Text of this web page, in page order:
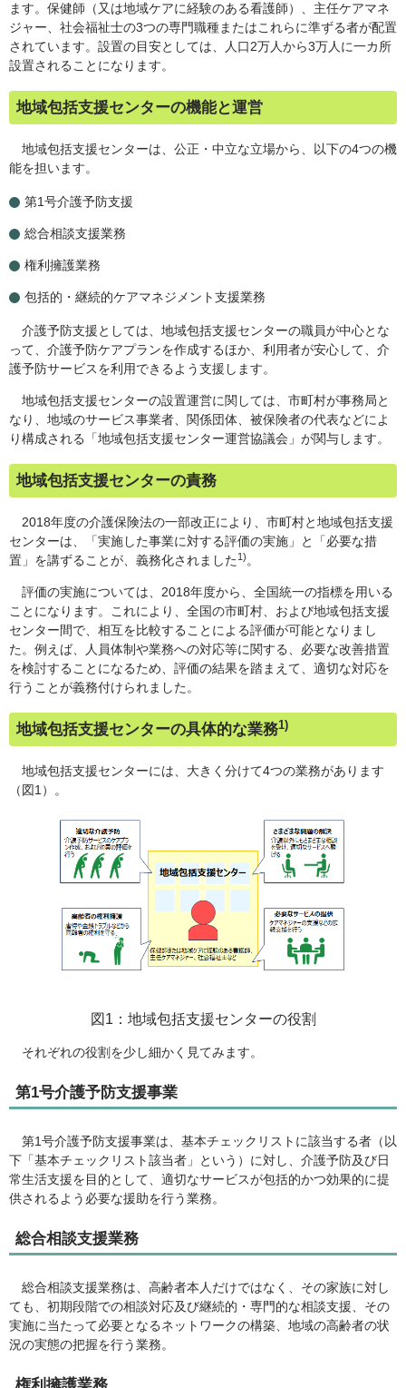
ます。保健師（又は地域ケアに経験のある看護師）、主任ケアマネ
ジャー、社会福祉士の3つの専門職種またはこれらに準ずる者が配置
されています。設置の目安としては、人口2万人から3万人に一カ所
設置されることになります。
地域包括支援センターの機能と運営
地域包括支援センターは、公正・中立な立場から、以下の4つの機
能を担います。
第1号介護予防支援
総合相談支援業務
権利擁護業務
包括的・継続的ケアマネジメント支援業務
介護予防支援としては、地域包括支援センターの職員が中心とな
って、介護予防ケアプランを作成するほか、利用者が安心して、介
護予防サービスを利用できるよう支援します。
地域包括支援センターの設置運営に関しては、市町村が事務局と
なり、地域のサービス事業者、関係団体、被保険者の代表などによ
り構成される「地域包括支援センター運営協議会」が関与します。
地域包括支援センターの責務
2018年度の介護保険法の一部改正により、市町村と地域包括支援
センターは、「実施した事業に対する評価の実施」と「必要な措
置」を講ずることが、義務化されました 1) 。
評価の実施については、2018年度から、全国統一の指標を用いる
ことになります。これにより、全国の市町村、および地域包括支援
センター間で、相互を比較することによる評価が可能となりまし
た。例えば、人員体制や業務への対応等に関する、必要な改善措置
を検討することになるため、評価の結果を踏まえて、適切な対応を
行うことが義務付けられました。
地域包括支援センターの具体的な業務1)
地域包括支援センターには、大きく分けて4つの業務があります
（図1）。
図1：地域包括支援センターの役割
それぞれの役割を少し細かく見てみます。
第1号介護予防支援事業
第1号介護予防支援事業は、基本チェックリストに該当する者（以
下「基本チェックリスト該当者」という）に対し、介護予防及び日
常生活支援を目的として、適切なサービスが包括的かつ効果的に提
供されるよう必要な援助を行う業務。
総合相談支援業務
総合相談支援業務は、高齢者本人だけではなく、その家族に対し
ても、初期段階での相談対応及び継続的・専門的な相談支援、その
実施に当たって必要となるネットワークの構築、地域の高齢者の状
況の実態の把握を行う業務。